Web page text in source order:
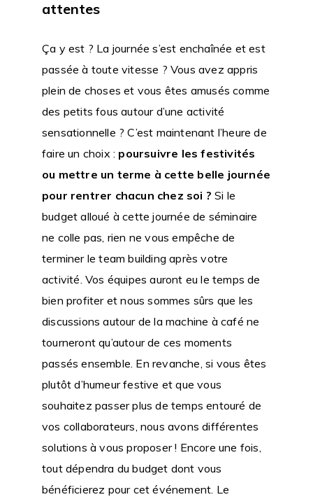
attentes
Ça y est ? La journée s’est enchaînée et est
passée à toute vitesse ? Vous avez appris
plein de choses et vous êtes amusés comme
des petits fous autour d’une activité
sensationnelle ? C’est maintenant l’heure de
faire un choix : poursuivre les festivités
ou mettre un terme à cette belle journée
pour rentrer chacun chez soi ?Si le
budget alloué à cette journée de séminaire
ne colle pas, rien ne vous empêche de
terminer le team building après votre
activité. Vos équipes auront eu le temps de
bien profiter et nous sommes sûrs que les
discussions autour de la machine à café ne
tourneront qu’autour de ces moments
passés ensemble. En revanche, si vous êtes
plutôt d’humeur festive et que vous
souhaitez passer plus de temps entouré de
vos collaborateurs, nous avons différentes
solutions à vous proposer ! Encore une fois,
tout dépendra du budget dont vous
bénéficierez pour cet événement. Le